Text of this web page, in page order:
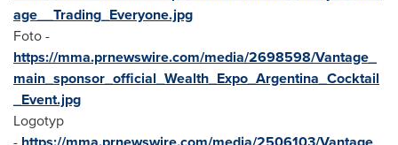
age__Trading_Everyone.jpg
Foto -
https://mma.prnewswire.com/media/2698598/Vantage_
main_sponsor_official_Wealth_Expo_Argentina_Cocktail
_Event.jpg
Logotyp